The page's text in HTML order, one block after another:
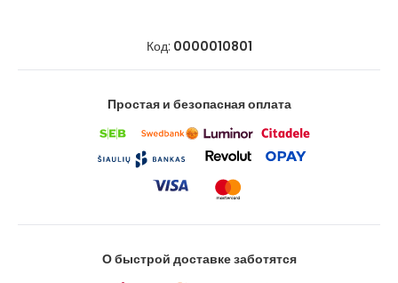
Код: 0000010801
Простая и безопасная оплата
О быстрой доставке заботятся